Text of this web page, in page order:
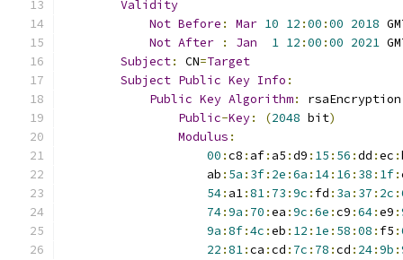
Validity
Not Before : Mar 10 12 :00 :00 2018
Not After : Jan 1 12 :00 :00 2021
Subject: CN=Target
Subject Public Key Info :
Public Key Algorithm:
rsaEncryption
Public-Key: (2048 bit)
Modulus :
00 :c8 : af: a5 :d9 : 15 : 56 :dd :ec :
                    ab
: 5a : 3f: 2e :6a : 14: 16 : 38 : 1f:
54: a1:81: 73 :9c : fd : 3a : 37 : 2c :
74:9a : 70 :ea :9c :6e :c9 :64:e9 :
9a :8f:4c :eb : 12 : 1e : 58 :08 : f5 :
22 :81:ca :cd : 7c : 78 :cd : 24:9b :